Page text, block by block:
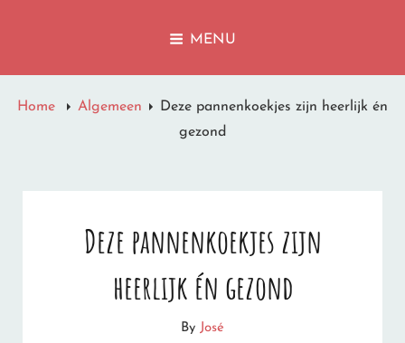
LET IT SNOW
MENU
Home Algemeen
Deze pannenkoekjes zijn heerlijk én
gezond
Deze pannenkoekjes zijn
heerlijk én gezond
By José